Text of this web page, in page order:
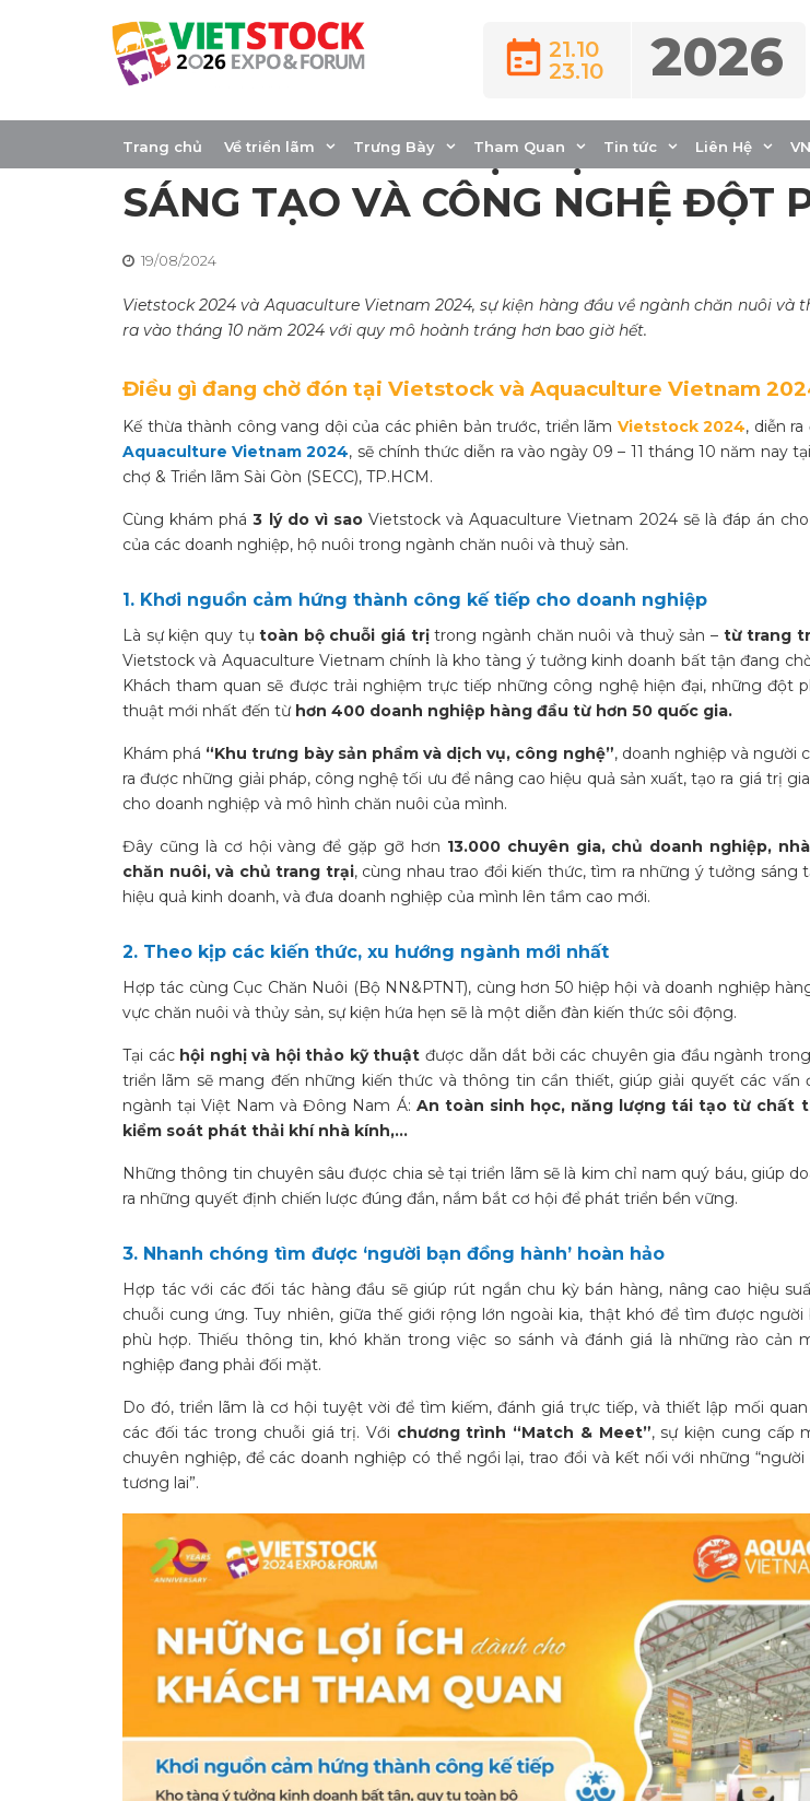
21.10
23.10
2026
Trang chủ Về triển lãm Trưng Bày Tham Quan Tin tức Liên Hệ VN
VIETSTOCK & AQUACULTURE
VIETNAM – NƠI HỘI TỤ CỦA ĐỔI
SÁNG TẠO VÀ CÔNG NGHỆ ĐỘT
19/08/2024
Vietstock 2024 và Aquaculture Vietnam 2024, sự kiện hàng đầu về ngành chăn nuôi và
ra vào tháng 10 năm 2024 với quy mô hoành tráng hơn bao giờ hết.
Điều gì đang chờ đón tại Vietstock và Aquaculture Vietnam
Kế thừa thành công vang dội của các phiên bản trước, triển lãm Vietstock 2024, diễn
Aquaculture Vietnam 2024, sẽ chính thức diễn ra vào ngày 09 – 11 tháng 10 năm nay
chợ & Triển lãm Sài Gòn (SECC), TP.HCM.
Cùng khám phá3 lý do vì saoVietstock và Aquaculture Vietnam 2024 sẽ là đáp án
của các doanh nghiệp, hộ nuôi trong ngành chăn nuôi và thuỷ sản.
1. Khơi nguồn cảm hứng thành công kế tiếp cho doanh nghiệp
Là sự kiện quy tụ toàn bộ chuỗi giá trịtrong ngành chăn nuôi và thuỷ sản – từ trang
Vietstock và Aquaculture Vietnam chính là kho tàng ý tưởng kinh doanh bất tận đang
Khách tham quan sẽ được trải nghiệm trực tiếp những công nghệ hiện đại, những đột
thuật mới nhất đến từhơn 400 doanh nghiệp hàng đầu từ hơn 50 quốc gia.
Khám phá “Khu trưng bày sản phẩm và dịch vụ, công nghệ”, doanh nghiệp và người
ra được những giải pháp, công nghệ tối ưu để nâng cao hiệu quả sản xuất, tạo ra giá trị
cho doanh nghiệp và mô hình chăn nuôi của mình.
Đây cũng là cơ hội vàng để gặp gỡ hơn 13.000 chuyên gia, chủ doanh nghiệp,
chăn nuôi, và chủ trang trại, cùng nhau trao đổi kiến thức, tìm ra những ý tưởng sáng
hiệu quả kinh doanh, và đưa doanh nghiệp của mình lên tầm cao mới.
2. Theo kịp các kiến thức, xu hướng ngành mới nhất
Hợp tác cùng Cục Chăn Nuôi (Bộ NN&PTNT), cùng hơn 50 hiệp hội và doanh nghiệp
vực chăn nuôi và thủy sản, sự kiện hứa hẹn sẽ là một diễn đàn kiến thức sôi động.
Tại các hội nghị và hội thảo kỹ thuật được dẫn dắt bởi các chuyên gia đầu ngành
triển lãm sẽ mang đến những kiến thức và thông tin cần thiết, giúp giải quyết các vấn
ngành tại Việt Nam và Đông Nam Á: An toàn sinh học, năng lượng tái tạo từ chất
kiểm soát phát thải khí nhà kính,…
Những thông tin chuyên sâu được chia sẻ tại triển lãm sẽ là kim chỉ nam quý báu, giúp
ra những quyết định chiến lược đúng đắn, nắm bắt cơ hội để phát triển bền vững.
3. Nhanh chóng tìm được ‘người bạn đồng hành’ hoàn hảo
Hợp tác với các đối tác hàng đầu sẽ giúp rút ngắn chu kỳ bán hàng, nâng cao hiệu
chuỗi cung ứng. Tuy nhiên, giữa thế giới rộng lớn ngoài kia, thật khó để tìm được người
phù hợp. Thiếu thông tin, khó khăn trong việc so sánh và đánh giá là những rào cản
nghiệp đang phải đối mặt.
Do đó, triển lãm là cơ hội tuyệt vời để tìm kiếm, đánh giá trực tiếp, và thiết lập mối
các đối tác trong chuỗi giá trị. Với chương trình “Match & Meet”, sự kiện cung cấp
chuyên nghiệp, để các doanh nghiệp có thể ngồi lại, trao đổi và kết nối với những
tương lai”.